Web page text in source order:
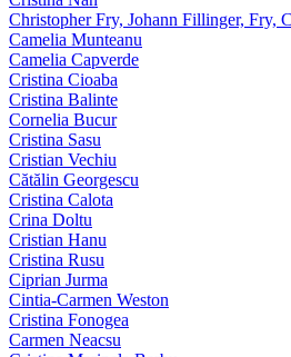
Christopher Fry, Johann Fillinger, Fry,
Camelia Munteanu
Camelia Capverde
Cristina Cioaba
Cristina Balinte
Cornelia Bucur
Cristina Sasu
Cristian Vechiu
Cătălin Georgescu
Cristina Calota
Crina Doltu
Cristian Hanu
Cristina Rusu
Ciprian Jurma
Cintia-Carmen Weston
Cristina Fonogea
Carmen Neacsu